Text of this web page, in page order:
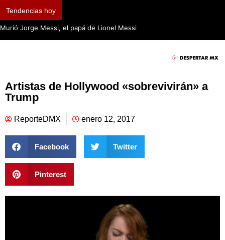
Tendencias hoy
Murió Jorge Messi, el papá de Lionel Messi
Artistas de Hollywood «sobrevivirán» a
Trump
ReporteDMX enero 12, 2017
Facebook Twitter
Pinterest